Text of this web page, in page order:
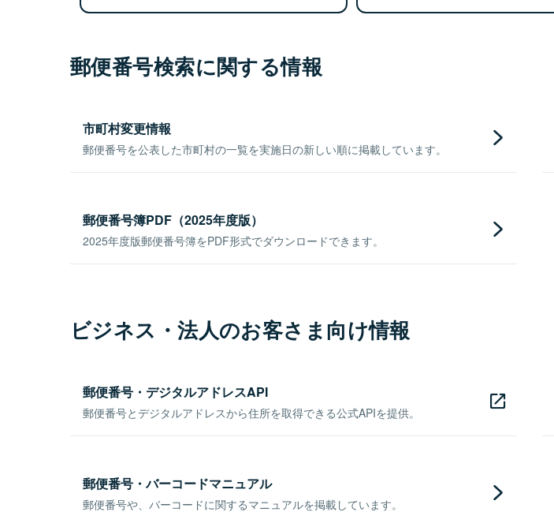
郵便番号検索に関する情報
市町村変更情報
郵便番号を公表した市町村の一覧を実施日の新しい順に掲載しています。
郵便番号簿PDF（2025年度版）
2025年度版郵便番号簿をPDF形式でダウンロードできます。
ビジネス・法人のお客さま向け情報
郵便番号・デジタルアドレスAPI
郵便番号とデジタルアドレスから住所を取得できる公式APIを提供。
郵便番号・バーコードマニュアル
郵便番号や、バーコードに関するマニュアルを掲載しています。